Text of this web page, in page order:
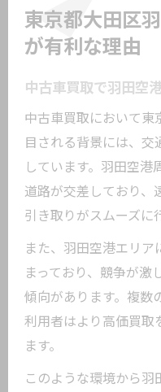
羽田空港周
ト
地域特性が
説
中古車買取の査
るコツ
中古車買取
要性
羽田空港エ
イント
中古車買取
果
査定前に確
える影響
東京都大田区
が有利な理由
中古車買取で羽田空
中古車買取において東
目される背景には、交
しています。羽田空港
道路が交差しており、
引き取りがスムーズに
また、羽田空港エリ
まっており、競争が激
傾向があります。複数
利用者はより高価買取
ます。
このような環境から